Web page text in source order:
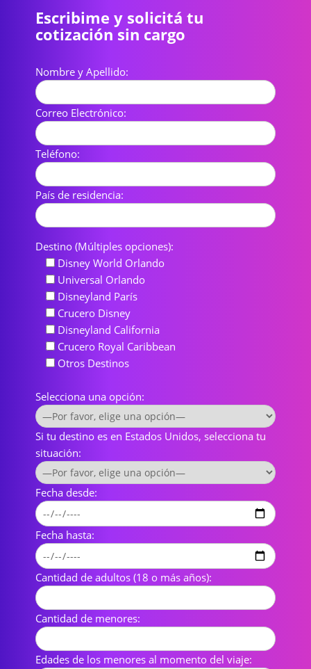
Escribime y solicitá tu
cotización sin cargo
Nombre y Apellido:
Correo Electrónico:
Teléfono:
País de residencia:
Destino (Múltiples opciones):
Disney World Orlando
Universal Orlando
Disneyland París
Crucero Disney
Disneyland California
Crucero Royal Caribbean
Otros Destinos
Selecciona una opción:
Si tu destino es en Estados Unidos, selecciona tu
situación:
Fecha desde:
Fecha hasta:
Cantidad de adultos (18 o más años):
Cantidad de menores:
Edades de los menores al momento del viaje: